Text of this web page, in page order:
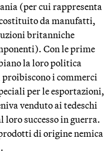
(per cui rappresenta
costituito da manufatti,
britanniche
Con le prime
la loro politica
i commerci
per le esportazioni,
venduto ai tedeschi
loro successo in guerra.
di origine nemica